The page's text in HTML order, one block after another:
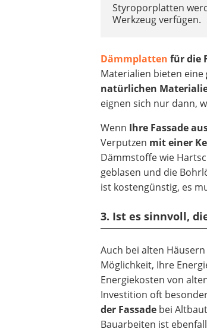
Styroporplatten
Werkzeug verfügen.
Dämmplatten für die
Materialien bieten eine
natürlichen
eignen sich nur dann,
Wenn Ihre Fassade
Verputzen mit einer
Dämmstoffe wie
geblasen und die
ist kostengünstig, es
3. Ist es sinnvoll,
Auch bei alten
Möglichkeit, Ihre
Energiekosten von
Investition oft
der Fassade bei
Bauarbeiten ist